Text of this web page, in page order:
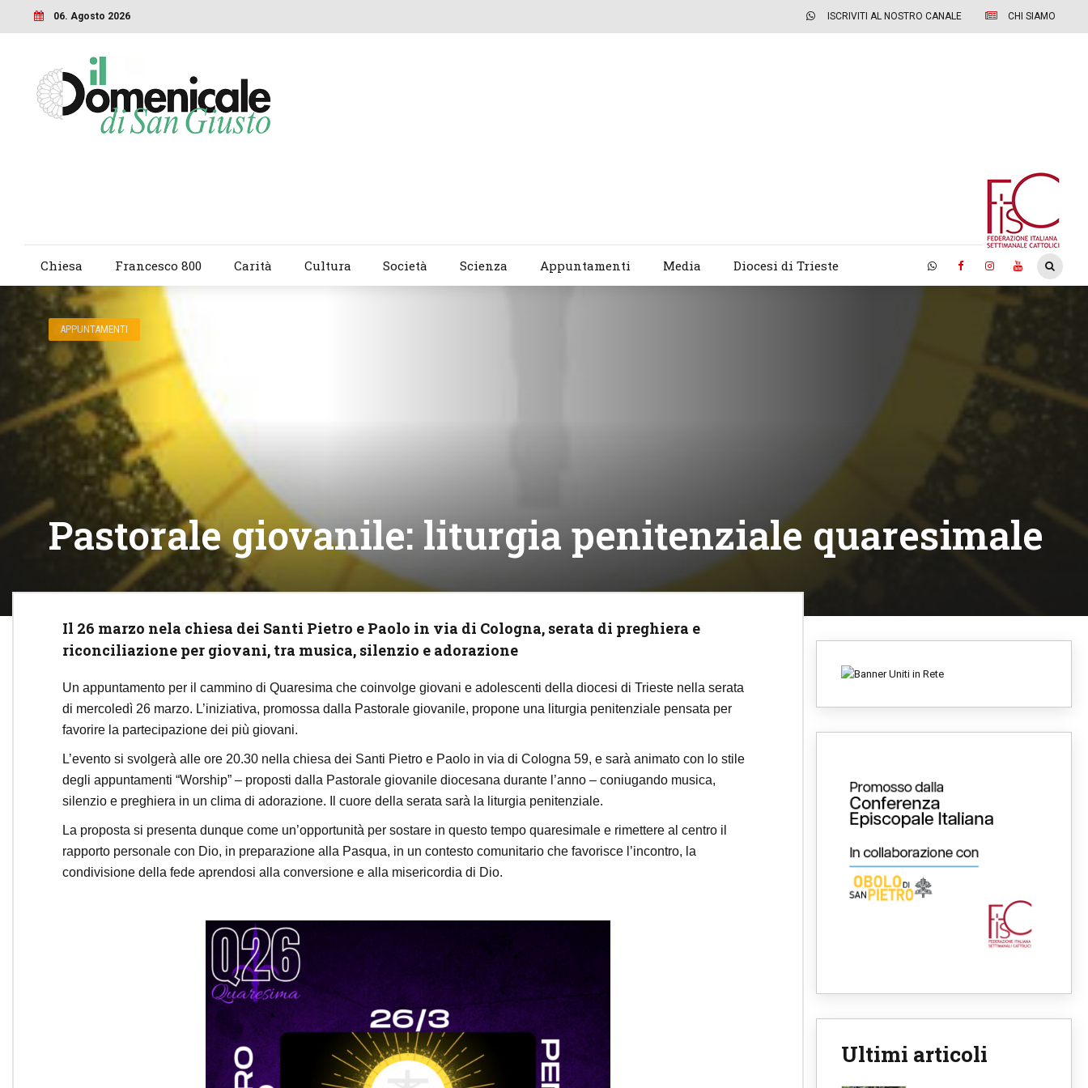
06. Agosto 2026 ISCRIVITI AL NOSTRO CANALE CHI SIAMO
Chiesa Francesco 800 Carità Cultura Società Scienza Appuntamenti Media Diocesi di Trieste
APPUNTAMENTI
Pastorale giovanile: liturgia penitenziale quaresimale
Il 26 marzo nela chiesa dei Santi Pietro e Paolo in via di Cologna, serata di preghiera e
riconciliazione per giovani, tra musica, silenzio e adorazione
Un appuntamento per il cammino di Quaresima che coinvolge giovani e adolescenti della diocesi di Trieste nella serata
di mercoledì 26 marzo. L’iniziativa, promossa dalla Pastorale giovanile, propone una liturgia penitenziale pensata per
favorire la partecipazione dei più giovani.
L’evento si svolgerà alle ore 20.30 nella chiesa dei Santi Pietro e Paolo in via di Cologna 59, e sarà animato con lo stile
degli appuntamenti “Worship” – proposti dalla Pastorale giovanile diocesana durante l’anno – coniugando musica,
silenzio e preghiera in un clima di adorazione. Il cuore della serata sarà la liturgia penitenziale.
La proposta si presenta dunque come un’opportunità per sostare in questo tempo quaresimale e rimettere al centro il
rapporto personale con Dio, in preparazione alla Pasqua, in un contesto comunitario che favorisce l’incontro, la
condivisione della fede aprendosi alla conversione e alla misericordia di Dio.
Ultimi articoli